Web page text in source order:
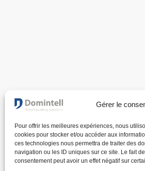
Gérer le
Pour offrir les meilleures expériences, nous
cookies pour stocker et/ou accéder aux
ces technologies nous permettra de traiter des
navigation ou les ID uniques sur ce site. Le fait
consentement peut avoir un effet négatif sur
Recevez les dernières